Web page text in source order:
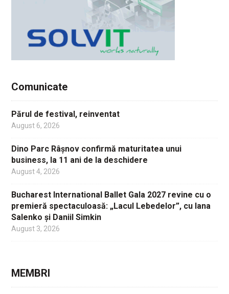
Comunicate
Părul de festival, reinventat
August 6, 2026
Dino Parc Râșnov confirmă maturitatea unui
business, la 11 ani de la deschidere
August 4, 2026
Bucharest International Ballet Gala 2027 revine cu o
premieră spectaculoasă: „Lacul Lebedelor”, cu Iana
Salenko și Daniil Simkin
August 3, 2026
MEMBRI